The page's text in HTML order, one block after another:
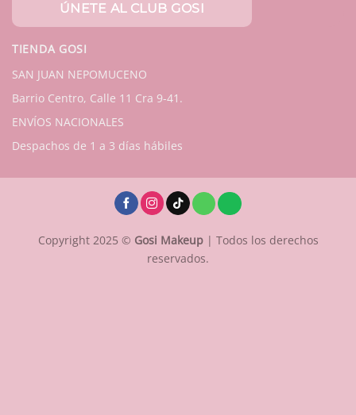
TIENDA GOSI
SAN JUAN NEPOMUCENO
Barrio Centro, Calle 11 Cra 9-41.
ENVÍOS NACIONALES
Despachos de 1 a 3 días hábiles
Copyright 2025 © Gosi Makeup | Todos los derechos
reservados.